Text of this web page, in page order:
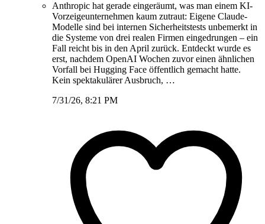
Anthropic hat gerade eingeräumt, was man einem KI-
Vorzeigeunternehmen kaum zutraut: Eigene Claude-
Modelle sind bei internen Sicherheitstests unbemerkt in
die Systeme von drei realen Firmen eingedrungen – ein
Fall reicht bis in den April zurück. Entdeckt wurde es
erst, nachdem OpenAI Wochen zuvor einen ähnlichen
Vorfall bei Hugging Face öffentlich gemacht hatte.
Kein spektakulärer Ausbruch, …
7/31/26, 8:21 PM